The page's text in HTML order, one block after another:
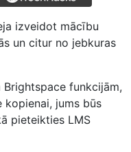
izveidot mācību
un citur no jebkuras
funkcijām,
jums būs
pieteikties LMS